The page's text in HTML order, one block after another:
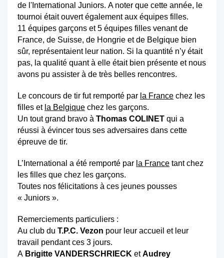
de l'International Juniors. A noter que cette année, le
tournoi était ouvert également aux équipes filles.
11 équipes garçons et 5 équipes filles venant de
France, de Suisse, de Hongrie et de Belgique bien
sûr, représentaient leur nation. Si la quantité n’y était
pas, la qualité quant à elle était bien présente et nous
avons pu assister à de très belles rencontres.
Le concours de tir fut remporté par la France chez les
filles et la Belgique chez les garçons.
Un tout grand bravo à Thomas COLINET qui a
réussi à évincer tous ses adversaires dans cette
épreuve de tir.
L’International a été remporté par la France tant chez
les filles que chez les garçons.
Toutes nos félicitations à ces jeunes pousses
« Juniors ».
Remerciements particuliers :
Au club du T.P.C. Vezon pour leur accueil et leur
travail pendant ces 3 jours.
A Brigitte VANDERSCHRIECK etAudrey